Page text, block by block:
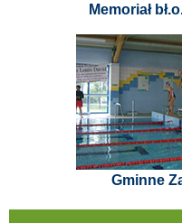
Memoriał
Gminne